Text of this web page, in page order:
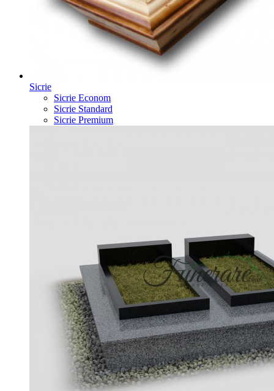
Sicrie
Sicrie Econom
Sicrie Standard
Sicrie Premium